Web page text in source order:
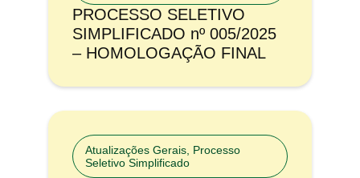
PROCESSO SELETIVO
SIMPLIFICADO nº 005/2025
– HOMOLOGAÇÃO FINAL
Atualizações Gerais Processo
Seletivo Simplificado